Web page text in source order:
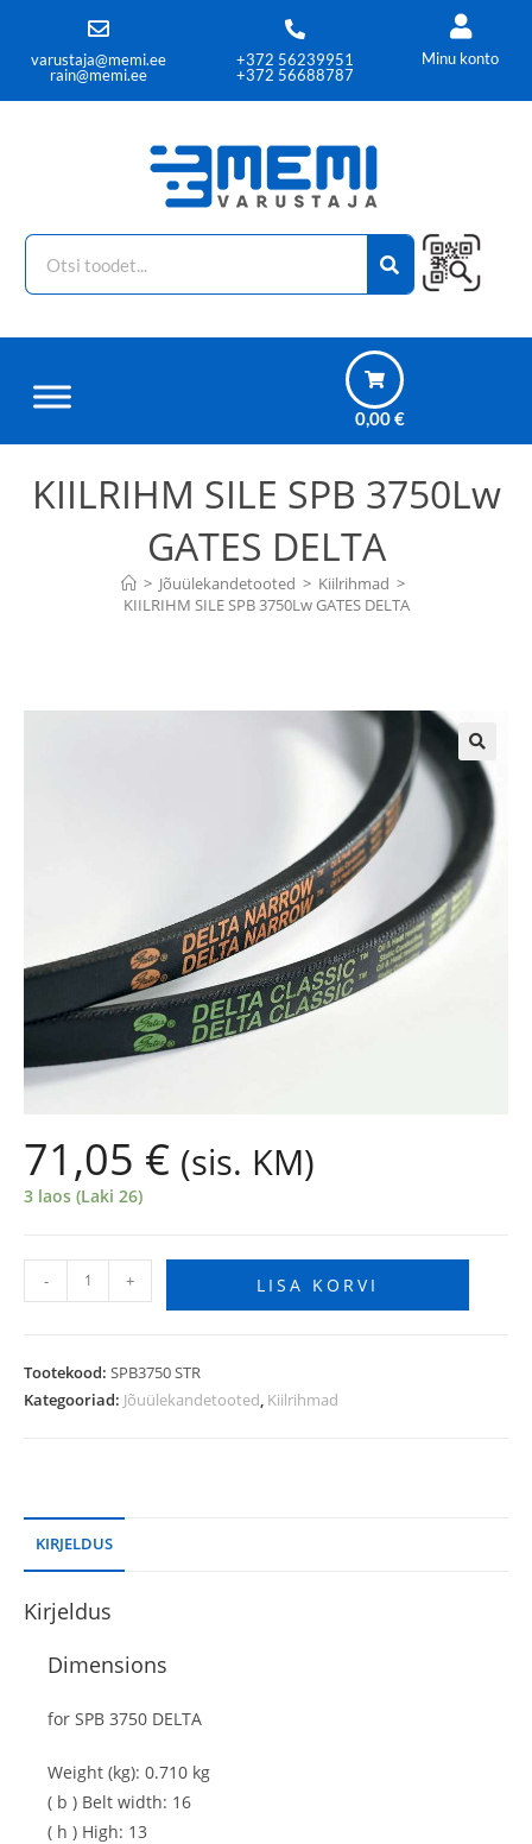
varustaja@memi.ee
rain@memi.ee
+372 56239951
+372 56688787
Minu konto
0,00€
KIILRIHM SILE SPB 3750Lw
GATES DELTA
> Jõuülekandetooted > Kiilrihmad >
KIILRIHM SILE SPB 3750Lw GATES DELTA
🔍
71,05 € (sis. KM)
3 laos (Laki 26)
- + LISA KORVI
Tootekood: SPB3750 STR
Kategooriad: Jõuülekandetooted, Kiilrihmad
KIRJELDUS
Kirjeldus
Dimensions
for SPB 3750 DELTA
Weight (kg): 0.710 kg
( b ) Belt width: 16
( h ) High: 13